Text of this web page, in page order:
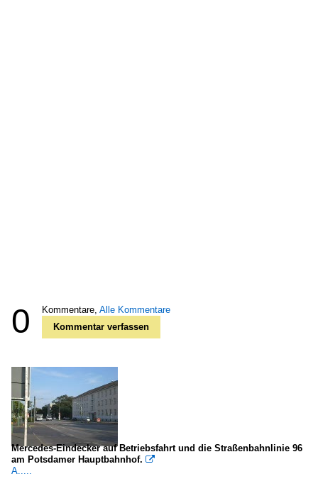
0 Kommentare, Alle Kommentare
Kommentar verfassen
Mercedes-Eindecker auf Betriebsfahrt und die Straßenbahnlinie 96
am Potsdamer Hauptbahnhof. 
A.....